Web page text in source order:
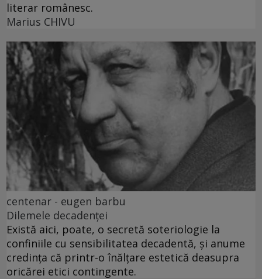
literar românesc.
Marius CHIVU
centenar - eugen barbu
Dilemele decadenței
Există aici, poate, o secretă soteriologie la
confiniile cu sensibilitatea decadentă, și anume
credința că printr-o înălțare estetică deasupra
oricărei etici contingente.